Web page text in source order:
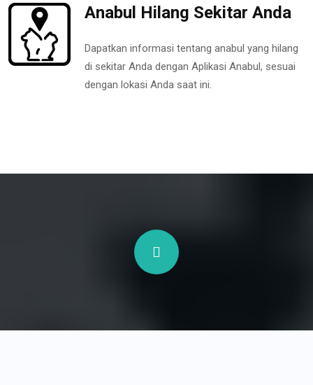
Anabul Hilang Sekitar Anda
Dapatkan informasi tentang anabul yang hilang
di sekitar Anda dengan Aplikasi Anabul, sesuai
dengan lokasi Anda saat ini.